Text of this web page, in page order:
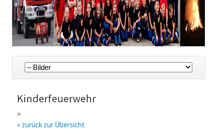
Navigation
überspringen
Kinderfeuerwehr
>
« zurück zur Übersicht